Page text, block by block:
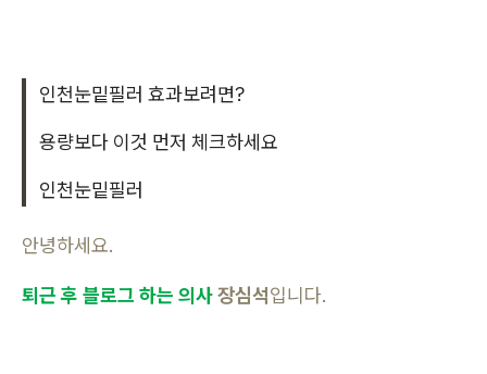
인천눈밑필러 효과보려면?
용량보다 이것 먼저 체크하세요
인천눈밑필러
안녕하세요.
퇴근후 블로그 하는 의사장심석입니다.